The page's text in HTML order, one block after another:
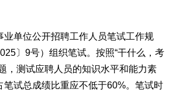
业单位公开招聘工作人员笔试工作规
5〕 9号）组织笔试。按照“干什么，考
， 测试应聘人员的知识水平和能力素
笔试总成绩比重应不低于60%。笔试时